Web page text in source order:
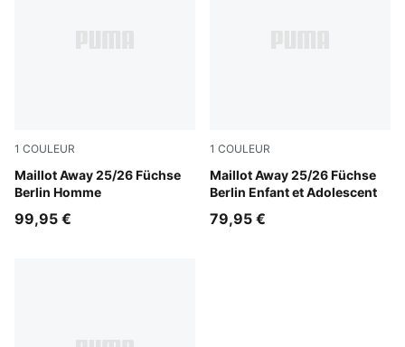
1 COULEUR
Maillot Away 25/26 Füchse
Berlin Homme
PUMA Black-Fresh Mint
99,95 €
1 COULEUR
Maillot Away 25/26 Füchse
Berlin Enfant et Adolescent
PUMA Black-Fresh Mint
79,95 €